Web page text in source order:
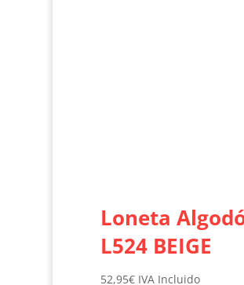
Loneta
L524 BEIGE
52,95€ IVA Incluido